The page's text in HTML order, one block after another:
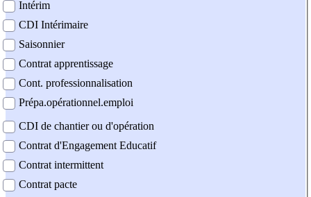
Intérim
CDI Intérimaire
Saisonnier
Contrat apprentissage
Cont. professionnalisation
Prépa.opérationnel.emploi
CDI de chantier ou d'opération
Contrat d'Engagement Educatif
Contrat intermittent
Contrat pacte